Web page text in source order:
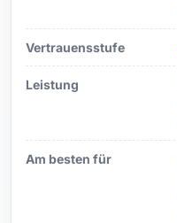
Vertrauensstufe
Leistung
Am besten für